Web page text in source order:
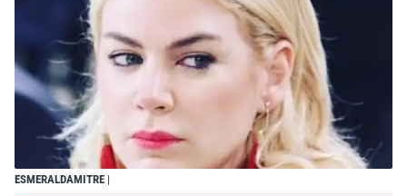
ESMERALDAMITRE |